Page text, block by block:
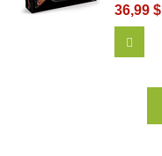
36,99 $